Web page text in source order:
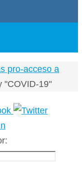
pro-acceso a
"COVID-19"